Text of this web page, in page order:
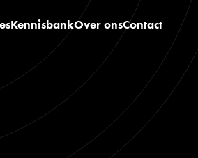
KennisbankOver onsContact